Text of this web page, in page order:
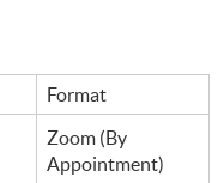
Format
Zoom (By
Appointment)